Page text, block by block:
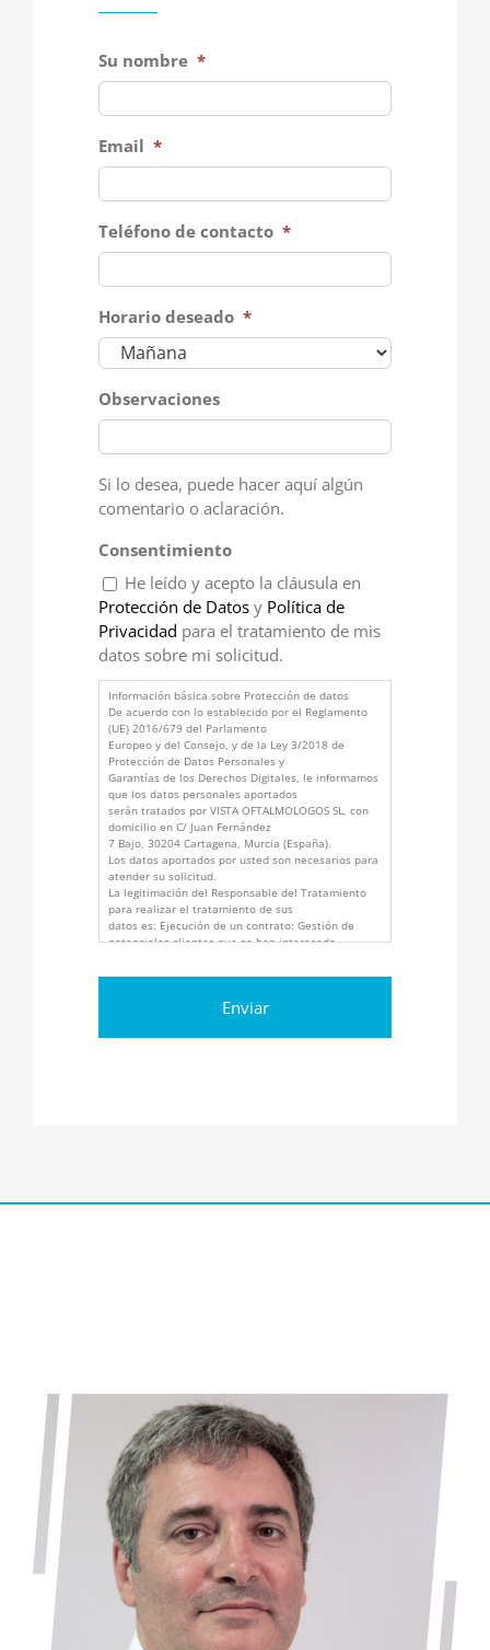
Su nombre *
Email *
Teléfono de contacto *
Horario deseado *
Observaciones
Si lo desea, puede hacer aquí algún
comentario o aclaración.
Consentimiento
He leído y acepto la cláusula en
Protección de Datosy Política de
Privacidad para el tratamiento de mis
datos sobre mi solicitud.
Información básica sobre Protección de datos
De acuerdo con lo establecido por el Reglamento
(UE) 2016/679 del Parlamento
Europeo y del Consejo, y de la Ley 3/2018 de
Protección de Datos Personales y
Garantías de los Derechos Digitales, le informamos
que los datos personales aportados
serán tratados por VISTA OFTALMOLOGOS SL, con
domicilio en C/ Juan Fernández
7 Bajo, 30204 Cartagena, Murcia (España).
Los datos aportados por usted son necesarios para
atender su solicitud.
La legitimación del Responsable del Tratamiento
para realizar el tratamiento de sus
datos es: Ejecución de un contrato: Gestión de
potenciales clientes que se han interesado
6.1.b, LSSICE art.21). Interés
contacto profesionales (LOPDGDD
Sobre los destinatarios de los datos, no se cederán
Los datos proceden del propio interesado.